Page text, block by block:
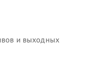
и выходных